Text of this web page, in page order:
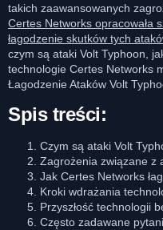
takich zaawansowanych
Certes Networks opracowała
łagodzenie skutków tych
czym są ataki Volt Typhoon,
technologie Certes Networks
Łagodzenie Ataków Volt
Spis treści:
Czym są ataki Volt
Zagrożenia związane z
Jak Certes Networks
Kroki wdrażania
Przyszłość technologii
Często zadawane